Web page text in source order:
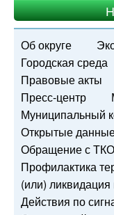
Об округе
Городская среда
Правовые акты
Пресс-центр
Муниципальный
Открытые
Обращение с ТКО
Профилактика
(или)
Действия по